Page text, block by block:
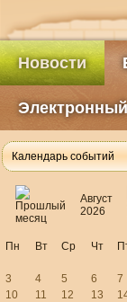
Новости
Календарь событий
Август
2026
Пн Вт Ср Чт
3
4 5 6 7
10
11 12 13